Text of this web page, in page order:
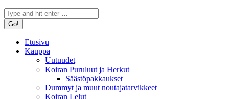
Search:
Etusivu
Kauppa
Uutuudet
Koiran Puruluut ja Herkut
Säästöpakkaukset
Dummyt ja muut noutajatarvikkeet
Koiran Lelut